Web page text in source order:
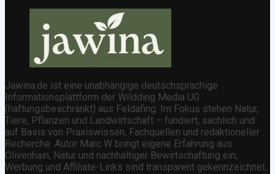
Jawina.de ist eine unabhängige deutschsprachige
Informationsplattform der Wildding Media UG
(haftungsbeschränkt) aus Feldafing. Im Fokus stehen Natur,
Tiere, Pflanzen und Landwirtschaft – fundiert, sachlich und
auf Basis von Praxiswissen, Fachquellen und redaktioneller
Recherche. Autor Marc W bringt eigene Erfahrung aus
Olivenhain, Natur und nachhaltiger Bewirtschaftung ein;
Werbung und Affiliate-Links sind transparent gekennzeichnet.